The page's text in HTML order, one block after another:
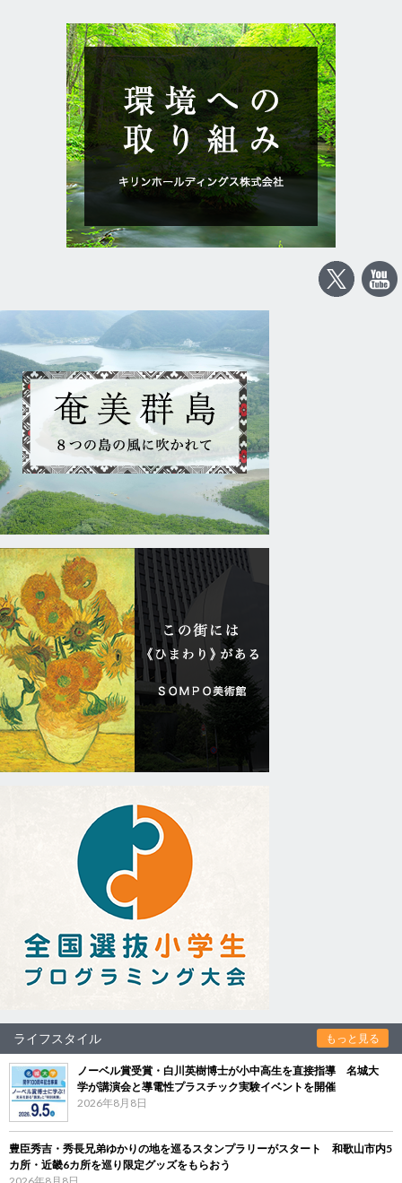
ライフスタイル もっと見る
ノーベル賞受賞・白川英樹博士が小中高生を直接指導 名城大
学が講演会と導電性プラスチック実験イベントを開催
2026年8月8日
豊臣秀吉・秀長兄弟ゆかりの地を巡るスタンプラリーがスタート 和歌山市内5
カ所・近畿6カ所を巡り限定グッズをもらおう